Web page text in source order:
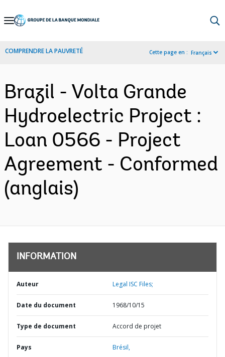
Skip
Navigation
COMPRENDRE LA PAUVRETÉ Cette page en : Français
Brazil - Volta Grande
Hydroelectric Project :
Loan 0566 - Project
Agreement - Conformed
(anglais)
INFORMATION
Auteur Legal ISC Files;
Date du document 1968/10/15
Type de document Accord de projet
Pays Brésil,